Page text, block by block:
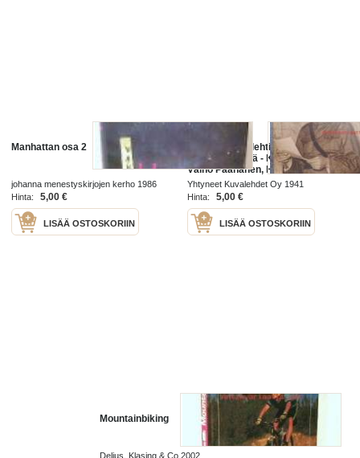
Manhattan osa 2
johanna menestyskirjojen kerho 1986
Hinta:
5,00 €
LISÄÄ OSTOSKORIIN
Suomen Kuvalehti 1941 nr 42,
uusia everstejä - Kurt Bruncrona,
Väinö Paananen, Herman
Uimonen, Jarl Wulff, Karl Mandelin,
Veikko Räsänen, Arvo Saloranta,
Yhtyneet Kuvalehdet Oy 1941
Hinta:
5,00 €
LISÄÄ OSTOSKORIIN
Mountainbiking
Delius, Klasing & Co 2002